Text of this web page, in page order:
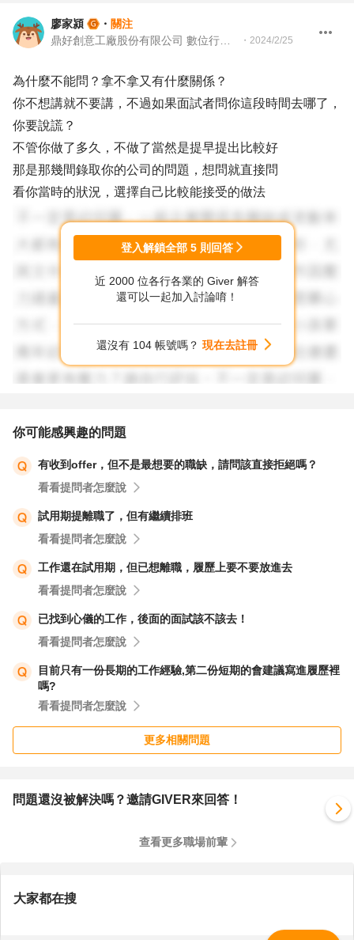
廖家潁 ・ 關注
・ 2024/2/25
為什麼不能問？拿不拿又有什麼關係？
你不想講就不要講，不過如果面試者問你這段時間去哪了，
你要說謊？
不管你做了多久，不做了當然是提早提出比較好
那是那幾間錄取你的公司的問題，想問就直接問
看你當時的狀況，選擇自己比較能接受的做法
登入解鎖全部 5 則回答
近 2000 位各行各業的 Giver 解答
還可以一起加入討論唷！
還沒有 104 帳號嗎？ 現在去註冊
你可能感興趣的問題
有收到offer，但不是最想要的職缺，請問該直接拒絕嗎？
看看提問者怎麼說
試用期提離職了，但有繼續排班
看看提問者怎麼說
工作還在試用期，但已想離職，履歷上要不要放進去
看看提問者怎麼說
已找到心儀的工作，後面的面試該不該去！
看看提問者怎麼說
目前只有一份長期的工作經驗,第二份短期的會建議寫進履歷裡
嗎?
看看提問者怎麼說
更多相關問題
問題還沒被解決嗎？邀請GIVER來回答！
查看更多職場前輩
大家都在搜